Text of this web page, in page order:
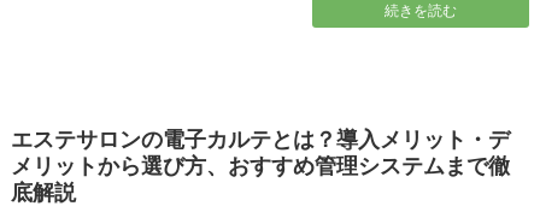
続きを読む
エステサロンの電子カルテとは？導入メリット・デ
メリットから選び方、おすすめ管理システムまで徹
底解説